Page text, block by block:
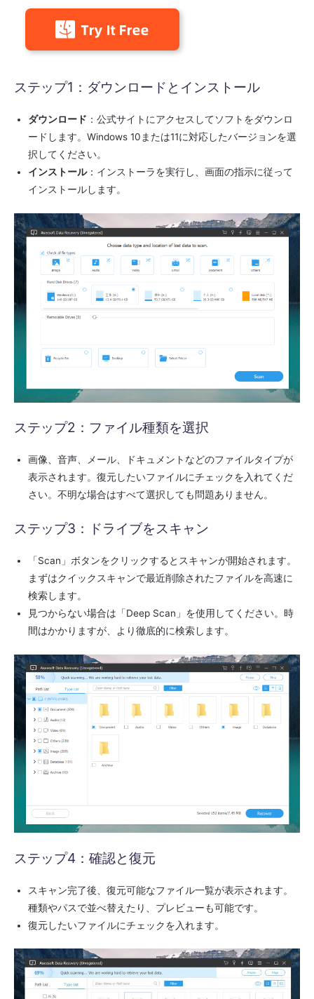
ステップ1：ダウンロードとインストール
ダウンロード ：公式サイトにアクセスしてソフトをダウンロ
ードします。Windows 10または11に対応したバージョンを選
択してください。
インストール：インストーラを実行し、画面の指示に従って
インストールします。
ステップ2：ファイル種類を選択
画像、音声、メール、ドキュメントなどのファイルタイプが
表示されます。復元したいファイルにチェックを入れてくだ
さい。不明な場合はすべて選択しても問題ありません。
ステップ3：ドライブをスキャン
「Scan」ボタンをクリックするとスキャンが開始されます。
まずはクイックスキャンで最近削除されたファイルを高速に
検索します。
見つからない場合は「Deep Scan」を使用してください。時
間はかかりますが、より徹底的に検索します。
ステップ4：確認と復元
スキャン完了後、復元可能なファイル一覧が表示されます。
種類やパスで並べ替えたり、プレビューも可能です。
復元したいファイルにチェックを入れます。